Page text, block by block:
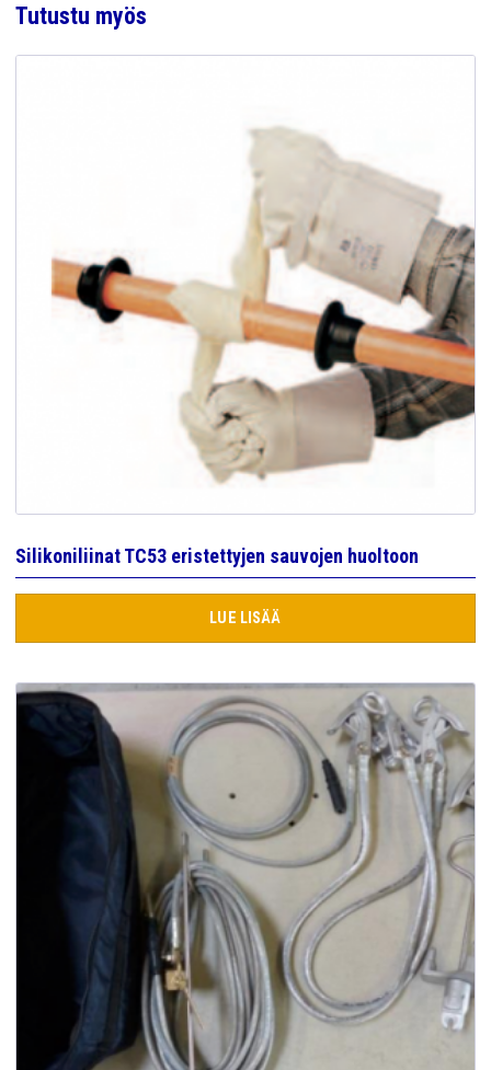
Tutustu myös
Silikoniliinat TC53 eristettyjen sauvojen huoltoon
LUE LISÄÄ